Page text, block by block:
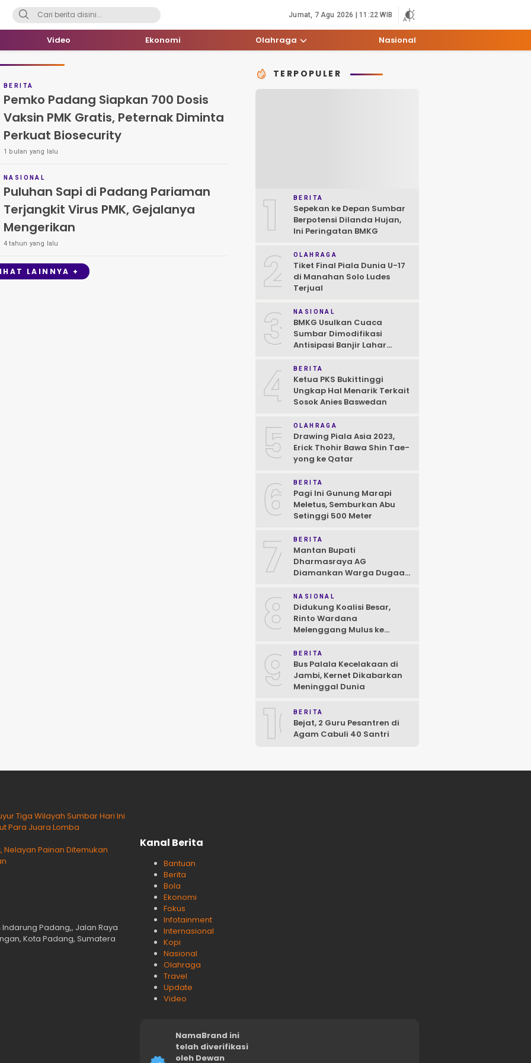
Jumat, 7 Agu 2026 | 11:22 WIB
Video Ekonomi Olahraga Nasional
BERITA
Pemko Padang Siapkan 700 Dosis
Vaksin PMK Gratis, Peternak Diminta
Perkuat Biosecurity
1 bulan yang lalu
NASIONAL
Puluhan Sapi di Padang Pariaman
Terjangkit Virus PMK, Gejalanya
Mengerikan
4 tahun yang lalu
LAINNYA +
TERPOPULER
1 BERITA
Sepekan ke Depan Sumbar
Berpotensi Dilanda Hujan,
Ini Peringatan BMKG
2 OLAHRAGA
Tiket Final Piala Dunia U-17
di Manahan Solo Ludes
Terjual
3 NASIONAL
BMKG Usulkan Cuaca
Sumbar Dimodifikasi
Antisipasi Banjir Lahar
4 BERITA
Ketua PKS Bukittinggi
Ungkap Hal Menarik Terkait
Sosok Anies Baswedan
5 OLAHRAGA
Drawing Piala Asia 2023,
Erick Thohir Bawa Shin Tae-
yong ke Qatar
6 BERITA
Pagi Ini Gunung Marapi
Meletus, Semburkan Abu
Setinggi 500 Meter
7 BERITA
Mantan Bupati
Dharmasraya AG
Diamankan Warga Dugaan
8 NASIONAL
Didukung Koalisi Besar,
Rinto Wardana
Melenggang Mulus ke
Mentawai
9 BERITA
Bus Palala Kecelakaan di
Jambi, Kernet Dikabarkan
Meninggal Dunia
10BERITA
Bejat, 2 Guru Pesantren di
Agam Cabuli 40 Santri
Tiga Wilayah Sumbar Hari Ini
Para Juara Lomba
Painan Ditemukan
Indarung Padang,, Jalan Raya
Kota Padang, Sumatera
Kanal Berita
Bantuan
Berita
Bola
Ekonomi
Fokus
Infotainment
Internasional
Kopi
Nasional
Olahraga
Travel
Update
Video
NamaBrand ini
telah diverifikasi
oleh Dewan